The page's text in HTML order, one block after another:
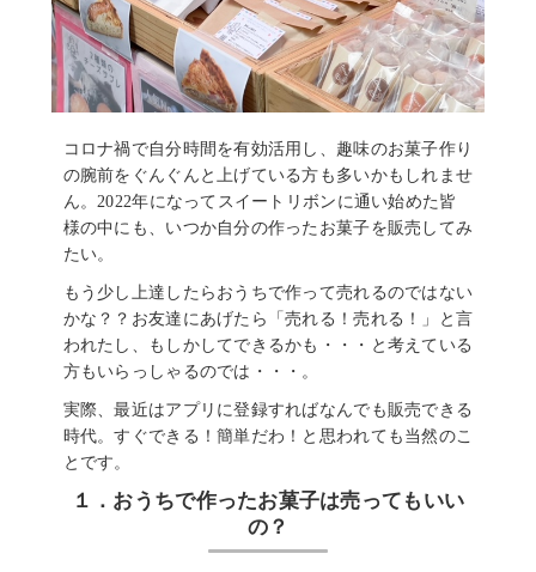
コロナ禍で自分時間を有効活用し、趣味のお菓子作り
の腕前をぐんぐんと上げている方も多いかもしれませ
ん。2022年になってスイートリボンに通い始めた皆
様の中にも、いつか自分の作ったお菓子を販売してみ
たい。
もう少し上達したらおうちで作って売れるのではない
かな？？お友達にあげたら「売れる！売れる！」と言
われたし、もしかしてできるかも・・・と考えている
方もいらっしゃるのでは・・・。
実際、最近はアプリに登録すればなんでも販売できる
時代。すぐできる！簡単だわ！と思われても当然のこ
とです。
１．おうちで作ったお菓子は売ってもいい
の？